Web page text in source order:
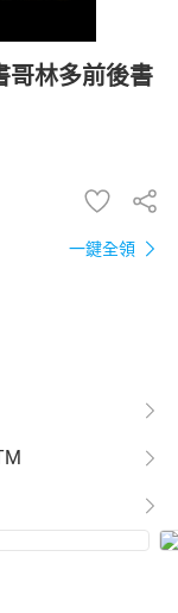
哥林多前後書
一鍵全領